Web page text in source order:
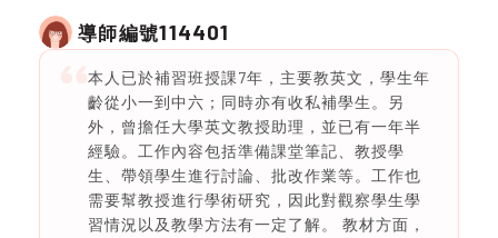
導師編號114401
本人已於補習班授課7年，主要教英文，學生年
齡從小一到中六；同時亦有收私補學生。另
外，曾擔任大學英文教授助理，並已有一年半
經驗。工作內容包括準備課堂筆記、教授學
生、帶領學生進行討論、批改作業等。工作也
需要幫教授進行學術研究，因此對觀察學生學
習情況以及教學方法有一定了解。 教材方面，